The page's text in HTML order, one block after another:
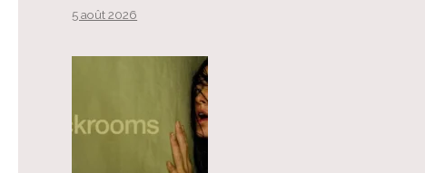
5 août 2026